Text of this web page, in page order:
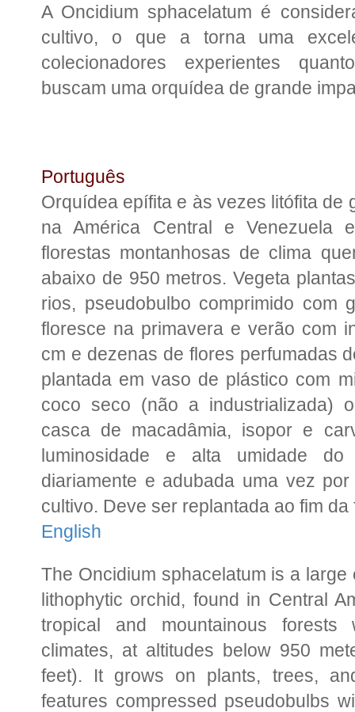
A Oncidium sphacelatum é
cultivo, o que a torna uma
colecionadores experientes
buscam uma orquídea de grande
Português
Orquídea epífita e às vezes litófita de
na América Central e Venezuela
florestas montanhosas de clima
abaixo de 950 metros. Vegeta
rios, pseudobulbo comprimido com
floresce na primavera e verão com
cm e dezenas de flores perfumadas
plantada em vaso de plástico com
coco seco (não a industrializada)
casca de macadâmia, isopor e
luminosidade e alta umidade
diariamente e adubada uma vez
cultivo. Deve ser replantada ao fim
English
The Oncidium sphacelatum is a
lithophytic orchid, found in Central
tropical and mountainous
climates, at altitudes below 950
feet). It grows on plants, trees,
features compressed pseudobulbs